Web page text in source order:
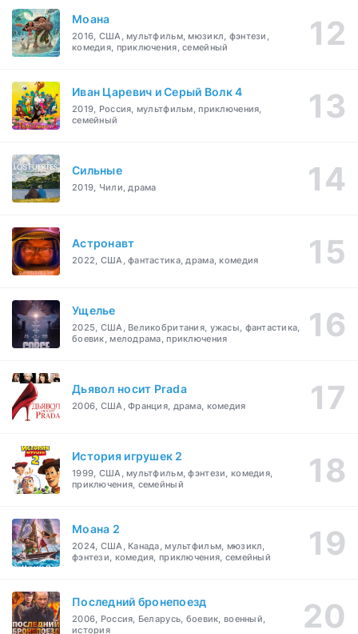
Моана
2016, США, мультфильм, мюзикл, фэнтези,
комедия, приключения, семейный
Иван Царевич и Серый Волк 4
2019, Россия, мультфильм, приключения,
семейный
Сильные
2019, Чили, драма
Астронавт
2022, США, фантастика, драма, комедия
Ущелье
2025, США, Великобритания, ужасы, фантастика,
боевик, мелодрама, приключения
Дьявол носит Prada
2006, США, Франция, драма, комедия
История игрушек 2
1999, США, мультфильм, фэнтези, комедия,
приключения, семейный
Моана 2
2024, США, Канада, мультфильм, мюзикл,
фэнтези, комедия, приключения, семейный
Последний бронепоезд
2006, Россия, Беларусь, боевик, военный,
история